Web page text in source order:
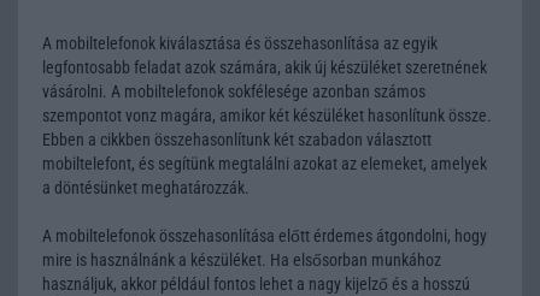
A mobiltelefonok kiválasztása és összehasonlítása az egyik
legfontosabb feladat azok számára, akik új készüléket szeretnének
vásárolni. A mobiltelefonok sokfélesége azonban számos
szempontot vonz magára, amikor két készüléket hasonlítunk össze.
Ebben a cikkben összehasonlítunk két szabadon választott
mobiltelefont, és segítünk megtalálni azokat az elemeket, amelyek
a döntésünket meghatározzák.
A mobiltelefonok összehasonlítása előtt érdemes átgondolni, hogy
mire is használnánk a készüléket. Ha elsősorban munkához
használjuk, akkor például fontos lehet a nagy kijelző és a hosszú